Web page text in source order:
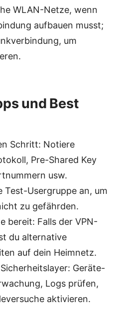
WLAN-Netze, wenn
aufbauen musst;
um
und Best
Schritt: Notiere
Pre-Shared Key
usw.
Test-Usergruppe an, um
zu gefährden.
bereit: Falls der VPN-
du alternative
auf dein Heimnetz.
Geräte-
Logs prüfen,
aktivieren.